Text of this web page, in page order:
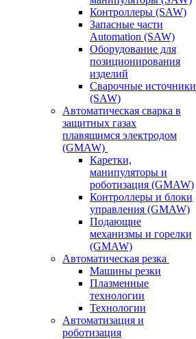
Контроллеры (SAW)
Запасные части
Automation (SAW)
Оборудование для
позиционирования
изделий
Сварочные источники
(SAW)
Автоматическая сварка в
защитных газах
плавящимся электродом
(GMAW)
Каретки,
манипуляторы и
роботизация (GMAW)
Контроллеры и блоки
управления (GMAW)
Подающие
механизмы и горелки
(GMAW)
Автоматическая резка
Машины резки
Плазменные
технологии
Технологии
Автоматизация и
роботизация